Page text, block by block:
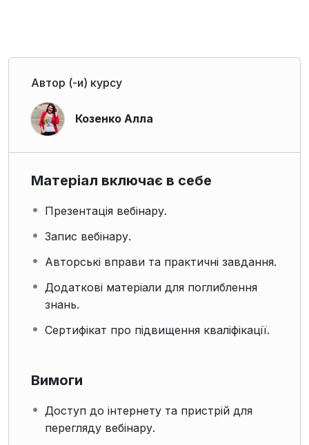
Автор (-и) курсу
Козенко Алла
Матеріал включає в себе
Презентація вебінару.
Запис вебінару.
Авторські вправи та практичні завдання.
Додаткові матеріали для поглиблення
знань.
Сертифікат про підвищення кваліфікації.
Вимоги
Доступ до інтернету та пристрій для
перегляду вебінару.